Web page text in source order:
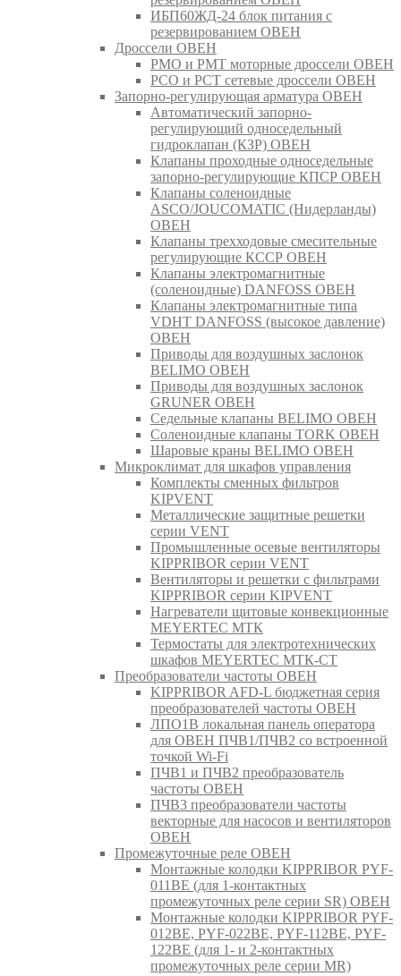
ИБП60ЖД-24 блок питания с
резервированием ОВЕН
Дроссели ОВЕН
РМО и РМТ моторные дроссели ОВЕН
РСО и РСТ сетевые дроссели ОВЕН
Запорно-регулирующая арматура ОВЕН
Автоматический запорно-
регулирующий односедельный
гидроклапан (КЗР) ОВЕН
Клапаны проходные односедельные
запорно-регулирующие КПСР ОВЕН
Клапаны соленоидные
ASCO/JOUCOMATIC (Нидерланды)
ОВЕН
Клапаны трехходовые смесительные
регулирующие КССР ОВЕН
Клапаны электромагнитные
(соленоидные) DANFOSS ОВЕН
Клапаны электромагнитные типа
VDHT DANFOSS (высокое давление)
ОВЕН
Приводы для воздушных заслонок
BELIMO ОВЕН
Приводы для воздушных заслонок
GRUNER ОВЕН
Седельные клапаны BELIMO ОВЕН
Соленоидные клапаны TORK ОВЕН
Шаровые краны BELIMO ОВЕН
Микроклимат для шкафов управления
Комплекты сменных фильтров
KIPVENT
Металлические защитные решетки
серии VENT
Промышленные осевые вентиляторы
KIPPRIBOR серии VENT
Вентиляторы и решетки с фильтрами
KIPPRIBOR серии KIPVENT
Нагреватели щитовые конвекционные
MEYERTEC МТК
Термостаты для электротехнических
шкафов MEYERTEC МТК-СТ
Преобразователи частоты ОВЕН
KIPPRIBOR AFD-L бюджетная серия
преобразователей частоты ОВЕН
ЛПО1В локальная панель оператора
для ОВЕН ПЧВ1/ПЧВ2 со встроенной
точкой Wi-Fi
ПЧВ1 и ПЧВ2 преобразователь
частоты ОВЕН
ПЧВ3 преобразователи частоты
векторные для насосов и вентиляторов
ОВЕН
Промежуточные реле ОВЕН
Монтажные колодки KIPPRIBOR PYF-
011BE (для 1-контактных
промежуточных реле серии SR) ОВЕН
Монтажные колодки KIPPRIBOR PYF-
012BE, PYF-022BE, PYF-112BE, PYF-
122BE (для 1- и 2-контактных
промежуточных реле серии MR)